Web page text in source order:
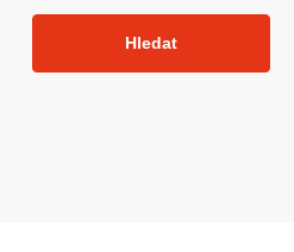
Hledat